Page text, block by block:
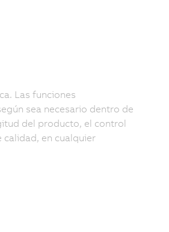
Las funciones
sea necesario dentro de
del producto, el control
en cualquier